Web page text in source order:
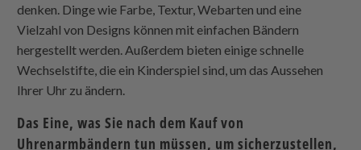
denken. Dinge wie Farbe, Textur, Webarten und eine
Vielzahl von Designs können mit einfachen Bändern
hergestellt werden. Außerdem bieten einige schnelle
Wechselstifte, die ein Kinderspiel sind, um das Aussehen
Ihrer Uhr zu ändern.
Das Eine, was Sie nach dem Kauf von
Uhrenarmbändern tun müssen, um sicherzustellen,